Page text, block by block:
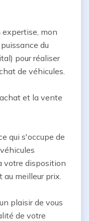
mon
du
pour réaliser
de véhicules.
et la vente
qui s'occupe de
votre disposition
meilleur prix.
plaisir de vous
de votre